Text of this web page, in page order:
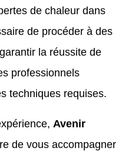
de chaleur dans
de procéder à des
la réussite de
professionnels
techniques requises.
Avenir
de vous accompagner